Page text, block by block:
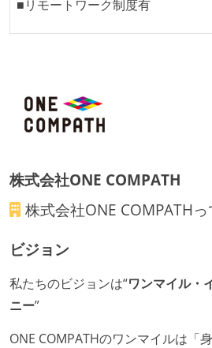
■リモートワーク制度有
株式会社ONE COMPATH
株式会社ONE COMPATH
ビジョン
私たちのビジョンは“ワンマイル・
ニー”
ONE COMPATHのワンマイルは「